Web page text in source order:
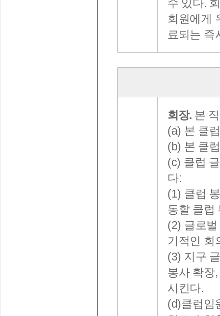
수 있다.
회원에게
료되는 즉
회장. 본
(a) 본 클
(b) 본 클
(c) 클럽
다:
(1) 클럽
동할 클럽
(2) 글로
기적인 회
(3) 지구
봉사 확장
시킨다.
(d)클럽임